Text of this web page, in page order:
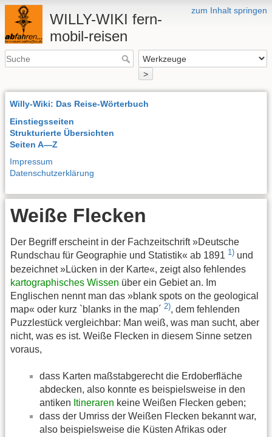
zum Inhalt springen
WILLY-WIKI fern-
mobil-reisen
>
Willy-Wiki: Das Reise-Wörterbuch
Einstiegsseiten
Strukturierte Übersichten
Seiten A—Z
Impressum
Datenschutzerklärung
Weiße Flecken
Der Begriff erscheint in der Fachzeitschrift »Deutsche
Rundschau für Geographie und Statistik« ab 1891 1) und
bezeichnet »Lücken in der Karte«, zeigt also fehlendes
kartographisches Wissen über ein Gebiet an. Im
Englischen nennt man das »blank spots on the geological
map« oder kurz `blanks in the map´ 2), dem fehlenden
Puzzlestück vergleichbar: Man weiß, was man sucht, aber
nicht, was es ist. Weiße Flecken in diesem Sinne setzen
voraus,
dass Karten maßstabgerecht die Erdoberfläche
abdecken, also konnte es beispielsweise in den
antiken Itineraren keine Weißen Flecken geben;
dass der Umriss der Weißen Flecken bekannt war,
also beispielsweise die Küsten Afrikas oder